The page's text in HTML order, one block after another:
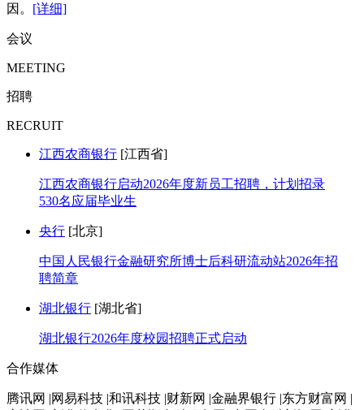
因。 [详细]
会议
MEETING
招聘
RECRUIT
江西农商银行 [江西省]
江西农商银行启动2026年度新员工招聘，计划招录
530名应届毕业生
央行 [北京]
中国人民银行金融研究所博士后科研流动站2026年招
聘简章
湖北银行 [湖北省]
湖北银行2026年度校园招聘正式启动
合作媒体
腾讯网 |网易科技 |和讯科技 |财新网 |金融界银行 |东方财富网 |